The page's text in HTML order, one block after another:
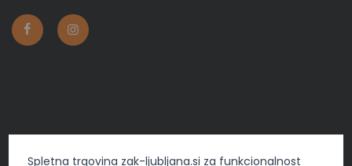
Spletna trgovina zak-ljubljana.si za funkcionalnost
Vse pravice pridržane © 2025 Žak d.o.o. | Izdelava spletnih